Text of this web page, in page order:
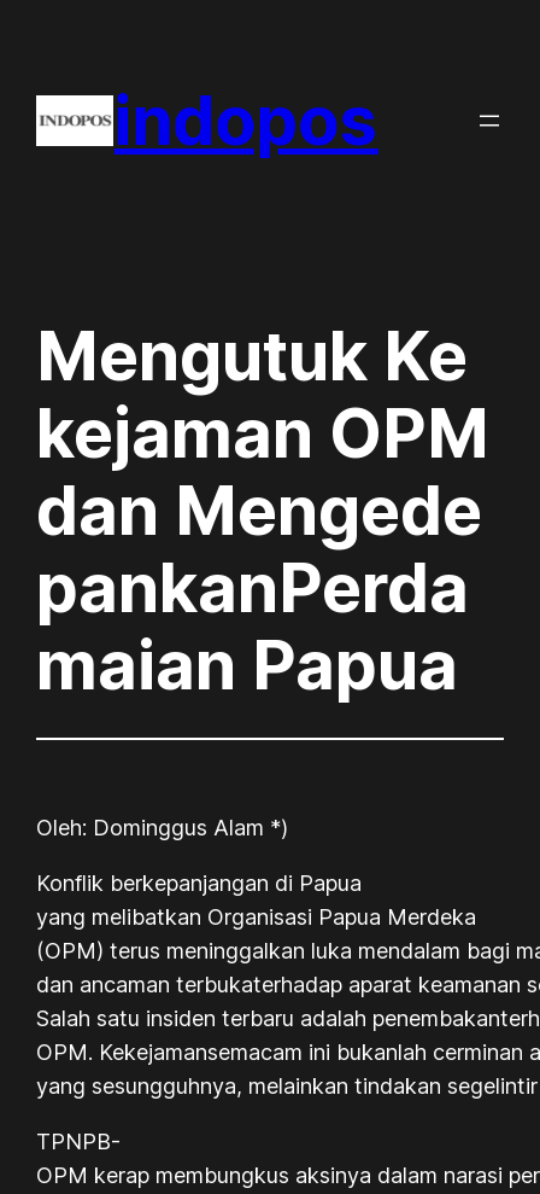
content
indopos
Mengutuk Ke
kejaman OPM
dan Mengede
pankanPerda
maian Papua
Oleh: Dominggus Alam *)
Konflik berkepanjangan di Papua
yang melibatkan Organisasi Papua Merdeka
(OPM) terus meninggalkan luka mendalam bagi
dan ancaman terbukaterhadap aparat keamanan
Salah satu insiden terbaru adalah
OPM. Kekejamansemacam ini bukanlah cerminan
yang sesungguhnya, melainkan tindakan
TPNPB-
OPM kerap membungkus aksinya dalam narasi